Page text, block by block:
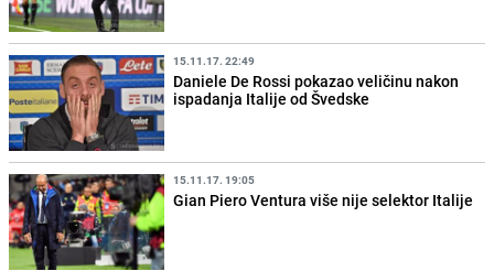
15.11.17. 22:49
Daniele De Rossi pokazao veličinu nakon
ispadanja Italije od Švedske
15.11.17. 19:05
Gian Piero Ventura više nije selektor Italije